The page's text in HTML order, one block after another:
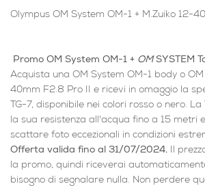
Olympus OM System OM-1 + M.Zuiko 12-
Promo OM System OM-1 + OMSYSTEM
Acquista una OM System OM-1 body o
40mm F2.8 Pro II e ricevi in omaggio la
TG-7, disponibile nei colori rosso o nero.
la sua resistenza all'acqua fino a 15 metri
scattare foto eccezionali in condizioni
Offerta valida fino al 31/07/2024. Il
la promo, quindi riceverai
bisogno di segnalare nulla. Non perdere